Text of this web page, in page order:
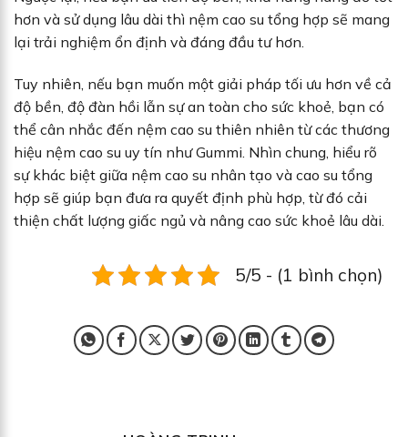
hơn và sử dụng lâu dài thì nệm cao su tổng hợp sẽ mang
lại trải nghiệm ổn định và đáng đầu tư hơn.
Tuy nhiên, nếu bạn muốn một giải pháp tối ưu hơn về cả
độ bền, độ đàn hồi lẫn sự an toàn cho sức khoẻ, bạn có
thể cân nhắc đến nệm cao su thiên nhiên từ các thương
hiệu nệm cao su uy tín như Gummi. Nhìn chung, hiểu rõ
sự khác biệt giữa nệm cao su nhân tạo và cao su tổng
hợp sẽ giúp bạn đưa ra quyết định phù hợp, từ đó cải
thiện chất lượng giấc ngủ và nâng cao sức khoẻ lâu dài.
5/5 - (1 bình chọn)